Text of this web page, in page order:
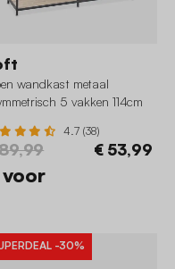
wandkast metaal
5 vakken 114cm
4.7 (38)
€ 53,99
-30%